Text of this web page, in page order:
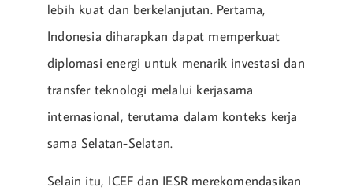
lebih kuat dan berkelanjutan. Pertama,
Indonesia diharapkan dapat memperkuat
diplomasi energi untuk menarik investasi dan
transfer teknologi melalui kerjasama
internasional, terutama dalam konteks kerja
sama Selatan-Selatan.
Selain itu, ICEF dan IESR merekomendasikan